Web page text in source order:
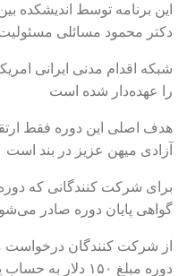
این برنامه توسط اندیشکده
دکتر محمود مسائلی مسئولیت
شبکه اقدام مدنی ایرانی
را عهده‌دار شده است
هدف اصلی این دوره فقط
آزادی میهن عزیز در بند است
برای شرکت کنندگانی که دوره
گواهی پایان دوره صادر
از شرکت کنندگان درخواست
دوره مبلغ ۱۵۰